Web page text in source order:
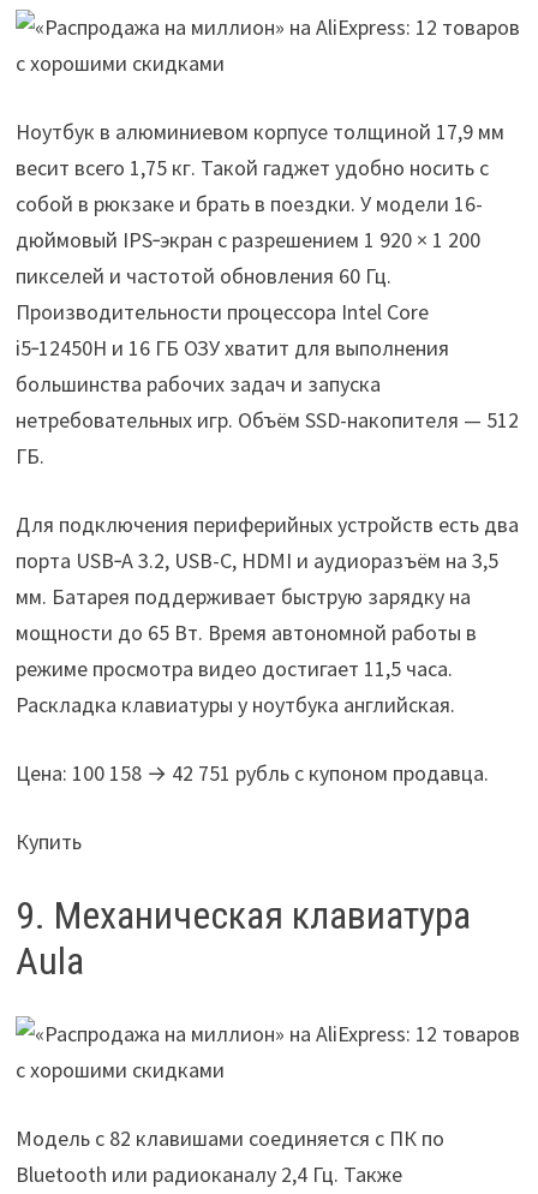
Ноутбук в алюминиевом корпусе толщиной 17,9 мм
весит всего 1,75 кг. Такой гаджет удобно носить с
собой в рюкзаке и брать в поездки. У модели 16-
дюймовый IPS‑экран с разрешением 1 920 × 1 200
пикселей и частотой обновления 60 Гц.
Производительности процессора Intel Core
i5‑12450H и 16 ГБ ОЗУ хватит для выполнения
большинства рабочих задач и запуска
нетребовательных игр. Объём SSD-накопителя — 512
ГБ.
Для подключения периферийных устройств есть два
порта USB‑A 3.2, USB-C, HDMI и аудиоразъём на 3,5
мм. Батарея поддерживает быструю зарядку на
мощности до 65 Вт. Время автономной работы в
режиме просмотра видео достигает 11,5 часа.
Раскладка клавиатуры у ноутбука английская.
Цена: 100 158 → 42 751 рубль с купоном продавца.
Купить
9. Механическая клавиатура
Aula
Модель с 82 клавишами соединяется с ПК по
Bluetooth или радиоканалу 2,4 Гц. Также